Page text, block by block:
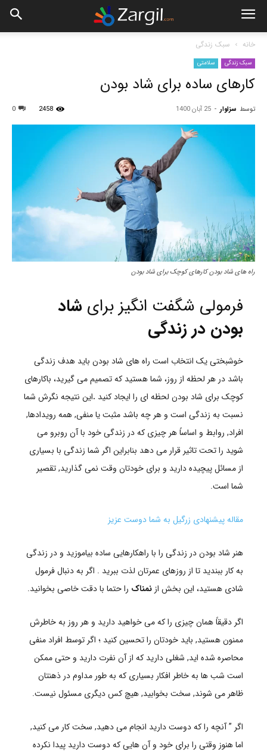
خانه سبک زندگی
سبک زندگی سلامتی
کارهای ساده برای شاد بودن
توسط سزاوار - 25 آبان 1400 0 2458
راه های شاد بودن کارهای کوچک برای شاد بودن
فرمولی شگفت انگیز برای شاد
بودن در زندگی
خوشبختی یک انتخاب است راه های شاد بودن باید هدف زندگی
باشد در هر لحظه از روز، شما هستید که تصمیم می گیرید، باکارهای
کوچک برای شاد بودن لحظه ای را ایجاد کنید .این نتیجه نگرش شما
نسبت به زندگی است و هر چه باشد مثبت یا منفی, همه رویدادها,
افراد, روابط و اساساً هر چیزی که در زندگی خود با آن روبرو می
شوید را تحت تاثیر قرار می دهد بنابراین اگر شما زندگی با بسیاری
از مسائل پیچیده دارید و برای خودتان وقت نمی گذارید, تقصیر
شما است.
مقاله پیشنهادی زرگیل به شما دوست عزیز
هنر شاد بودن در زندگی را با راهکارهایی ساده بیاموزید و در زندگی
به کار ببندید تا از روزهای عمرتان لذت ببرید . اگر به دنبال فرمول
شادی هستید، این بخش از نمناک را حتما با دقت خاصی بخوانید.
اگر دقیقاً همان چیزی را که می خواهید دارید و هر روز به خاطرش
ممنون هستید, باید خودتان را تحسین کنید ؛ اگر توسط افراد منفی
محاصره شده اید, شغلی دارید که از آن نفرت دارید و حتی ممکن
است شب ها به خاطر افکار بسیاری که به طور مداوم در ذهنتان
ظاهر می شوند, سخت بخوابید, هیچ کس دیگری مسئول نیست.
اگر ” آنچه را که دوست دارید انجام می دهید, سخت کار می کنید,
اما هنوز وقتی را برای خود و آن هایی که دوست دارید پیدا نکرده